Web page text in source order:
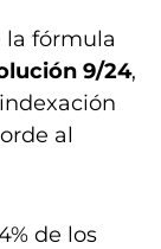
la fórmula
9/24,
al
de los